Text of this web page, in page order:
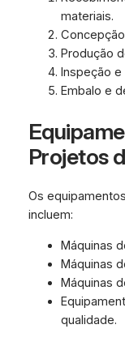
materiais.
Produção
Inspeção e
Embalo e
Projetos
Os
incluem:
Máquinas
Máquinas
Máquinas
qualidade.